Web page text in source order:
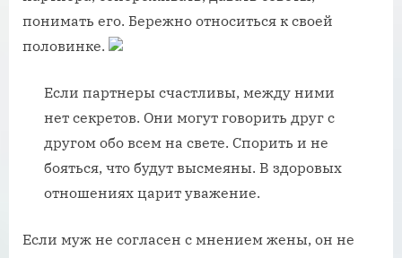
понимать его. Бережно относиться к своей
половинке.
Если партнеры счастливы, между ними
нет секретов. Они могут говорить друг с
другом обо всем на свете. Спорить и не
бояться, что будут высмеяны. В здоровых
отношениях царит уважение.
Если муж не согласен с мнением жены, он не